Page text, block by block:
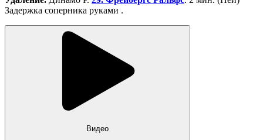
Задержка соперника руками .
Видео